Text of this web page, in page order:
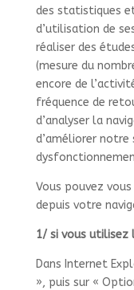
des statistiques
d’utilisation de
réaliser des
(mesure du
encore de
fréquence de
d’analyser la
d’améliorer notre
Vous pouvez
depuis votre
1/ si vous utilisez
Dans Internet
», puis sur «